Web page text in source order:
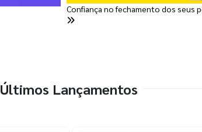
Confiança no fechamento dos seus
Últimos Lançamentos